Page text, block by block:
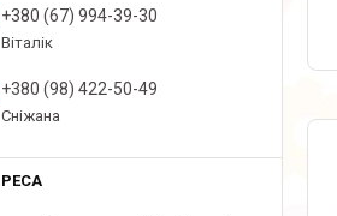
+380 (67) 994-39-30
Віталік
+380 (98) 422-50-49
Сніжана